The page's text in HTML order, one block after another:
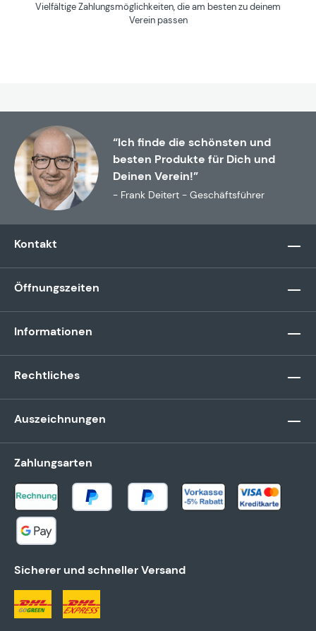
Vielfältige Zahlungsmöglichkeiten, die am besten zu deinem
Verein passen
“Ich finde die schönsten und
besten Produkte für Dich und
Deinen Verein!”
- Frank Deitert - Geschäftsführer
Kontakt
Öffnungszeiten
Informationen
Rechtliches
Auszeichnungen
Zahlungsarten
Sicherer und schneller Versand